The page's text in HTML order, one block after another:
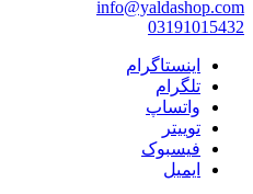
info@yaldashop.com
03191015432
اینستاگرام
تلگرام
واتساپ
توییتر
فیسبوک
ایمیل